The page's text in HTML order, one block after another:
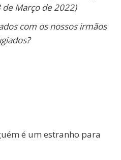
de Março de 2022)
com os nossos irmãos
é um estranho para